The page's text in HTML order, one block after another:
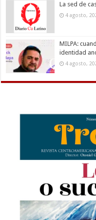
La sed de
4 agosto,
MILPA:
identidad
4 agosto,